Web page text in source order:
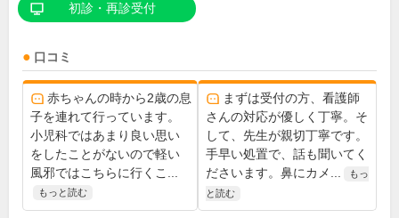
初診・再診受付
口コミ
赤ちゃんの時から2歳の息
子を連れて行っています。
小児科ではあまり良い思い
をしたことがないので軽い
風邪ではこちらに行くこ...
もっと読む
まずは受付の方、看護師
さんの対応が優しく丁寧。そ
して、先生が親切丁寧です。
手早い処置で、話も聞いてく
ださいます。鼻にカメ...
もっ
と読む